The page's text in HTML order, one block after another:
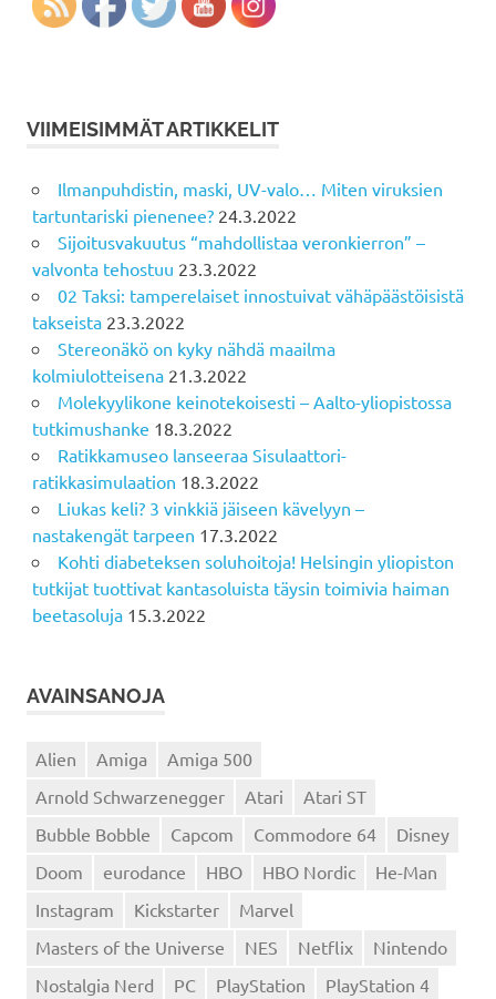
VIIMEISIMMÄT ARTIKKELIT
Ilmanpuhdistin, maski, UV-valo… Miten viruksien
tartuntariski pienenee? 24.3.2022
Sijoitusvakuutus “mahdollistaa veronkierron” –
valvonta tehostuu 23.3.2022
02 Taksi: tamperelaiset innostuivat vähäpäästöisistä
takseista 23.3.2022
Stereonäkö on kyky nähdä maailma
kolmiulotteisena 21.3.2022
Molekyylikone keinotekoisesti – Aalto-yliopistossa
tutkimushanke 18.3.2022
Ratikkamuseo lanseeraa Sisulaattori-
ratikkasimulaation 18.3.2022
Liukas keli? 3 vinkkiä jäiseen kävelyyn –
nastakengät tarpeen 17.3.2022
Kohti diabeteksen soluhoitoja! Helsingin yliopiston
tutkijat tuottivat kantasoluista täysin toimivia haiman
beetasoluja 15.3.2022
AVAINSANOJA
Alien Amiga
Amiga 500
Arnold Schwarzenegger
Atari
Atari ST
Bubble Bobble
Capcom Commodore 64
Disney
Doom
eurodance HBO HBO Nordic
He-Man
Instagram
Kickstarter
Marvel
Masters of the Universe
NES Netflix
Nintendo
Nostalgia Nerd
PC PlayStation PlayStation 4